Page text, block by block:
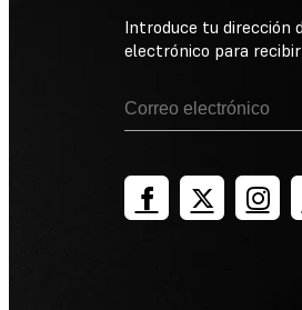
Introduce tu dirección
electrónico para